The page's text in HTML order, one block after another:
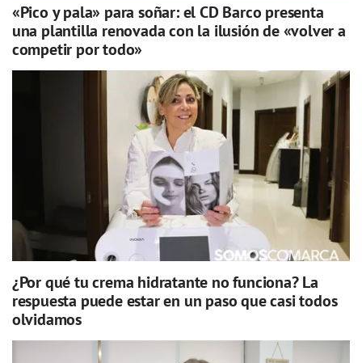
«Pico y pala» para soñar: el CD Barco presenta
una plantilla renovada con la ilusión de «volver a
competir por todo»
¿Por qué tu crema hidratante no funciona? La
respuesta puede estar en un paso que casi todos
olvidamos